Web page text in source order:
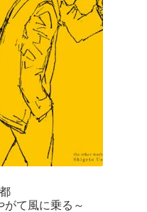
がて風に乗る～